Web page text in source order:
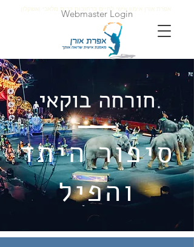
Webmaster Login
אפרת אורן אימון אישי לחיים ברחובות קרית מלאכי ואשקלון
חורחה בוקאי
סיפור היתד
והפיל